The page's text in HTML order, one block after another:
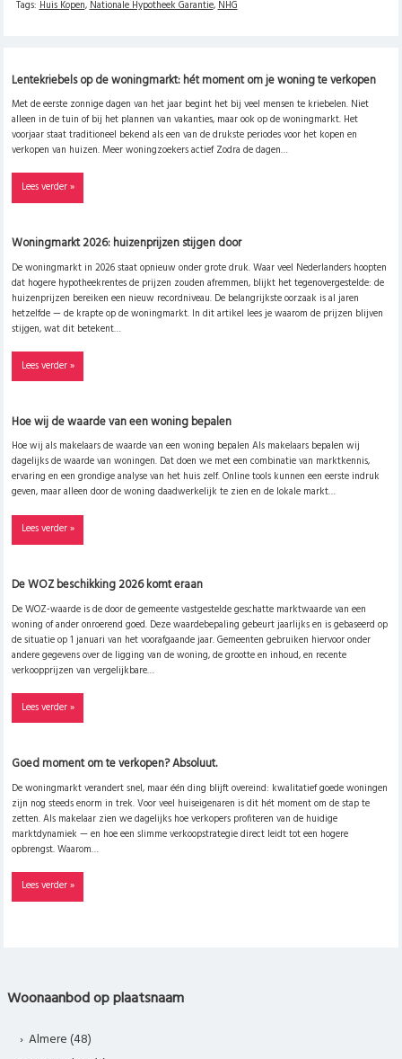
Tags:Huis Kopen,Nationale Hypotheek Garantie,NHG
Lentekriebels op de woningmarkt: hét moment om je woning te verkopen
Met de eerste zonnige dagen van het jaar begint het bij veel mensen te kriebelen. Niet
alleen in de tuin of bij het plannen van vakanties, maar ook op de woningmarkt. Het
voorjaar staat traditioneel bekend als een van de drukste periodes voor het kopen en
verkopen van huizen. Meer woningzoekers actief Zodra de dagen…
Lees verder »
Woningmarkt 2026: huizenprijzen stijgen door
De woningmarkt in 2026 staat opnieuw onder grote druk. Waar veel Nederlanders hoopten
dat hogere hypotheekrentes de prijzen zouden afremmen, blijkt het tegenovergestelde: de
huizenprijzen bereiken een nieuw recordniveau. De belangrijkste oorzaak is al jaren
hetzelfde — de krapte op de woningmarkt. In dit artikel lees je waarom de prijzen blijven
stijgen, wat dit betekent…
Lees verder »
Hoe wij de waarde van een woning bepalen
Hoe wij als makelaars de waarde van een woning bepalen Als makelaars bepalen wij
dagelijks de waarde van woningen. Dat doen we met een combinatie van marktkennis,
ervaring en een grondige analyse van het huis zelf. Online tools kunnen een eerste indruk
geven, maar alleen door de woning daadwerkelijk te zien en de lokale markt…
Lees verder »
De WOZ beschikking 2026 komt eraan
De WOZ‑waarde is de door de gemeente vastgestelde geschatte marktwaarde van een
woning of ander onroerend goed. Deze waardebepaling gebeurt jaarlijks en is gebaseerd op
de situatie op 1 januari van het voorafgaande jaar. Gemeenten gebruiken hiervoor onder
andere gegevens over de ligging van de woning, de grootte en inhoud, en recente
verkoopprijzen van vergelijkbare…
Lees verder »
Goed moment om te verkopen? Absoluut.
De woningmarkt verandert snel, maar één ding blijft overeind: kwalitatief goede woningen
zijn nog steeds enorm in trek. Voor veel huiseigenaren is dit hét moment om de stap te
zetten. Als makelaar zien we dagelijks hoe verkopers profiteren van de huidige
marktdynamiek — en hoe een slimme verkoopstrategie direct leidt tot een hogere
opbrengst. Waarom…
Lees verder »
Woonaanbod op plaatsnaam
Almere (48)